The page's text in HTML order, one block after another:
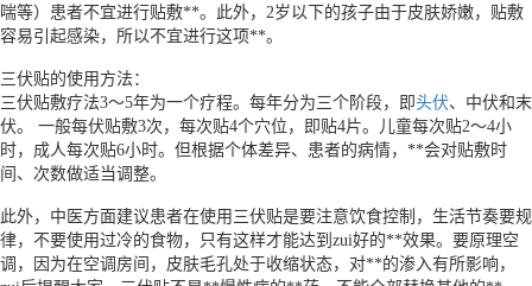
喘等）患者不宜进行贴敷**。此外，2岁以下的孩子由于皮肤娇嫩，贴敷
容易引起感染，所以不宜进行这项**。
三伏贴的使用方法：
三伏贴敷疗法3～5年为一个疗程。每年分为三个阶段，即头伏、中伏和末
伏。 一般每伏贴敷3次，每次贴4个穴位，即贴4片。儿童每次贴2～4小
时，成人每次贴6小时。但根据个体差异、患者的病情，**会对贴敷时
间、次数做适当调整。
此外，中医方面建议患者在使用三伏贴是要注意饮食控制，生活节奏要规
律，不要使用过冷的食物，只有这样才能达到zui好的**效果。要原理空
调，因为在空调房间，皮肤毛孔处于收缩状态，对**的渗入有所影响，